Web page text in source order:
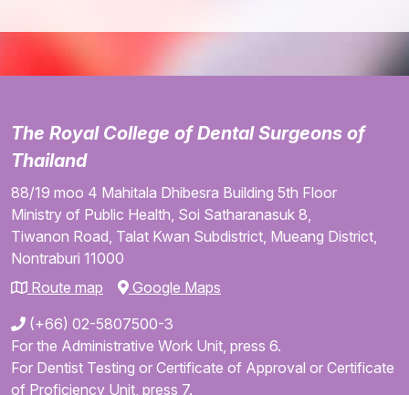
The Royal College of Dental Surgeons of
Thailand
88/19 moo 4 Mahitala Dhibesra Building 5th Floor
Ministry of Public Health, Soi Satharanasuk 8,
Tiwanon Road, Talat Kwan Subdistrict, Mueang District,
Nontraburi 11000
Route map
Google Maps
(+66) 02-5807500-3
For the Administrative Work Unit, press 6.
For Dentist Testing or Certificate of Approval or Certificate
of Proficiency Unit, press 7.